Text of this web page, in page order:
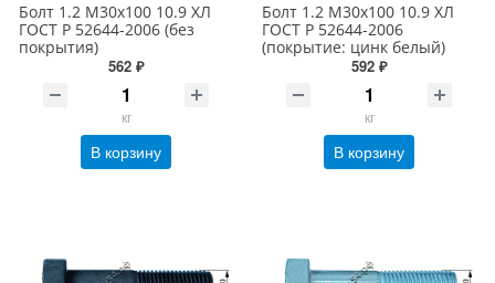
Болт 1.2 М30х100 10.9 ХЛ
ГОСТ Р 52644-2006 (без
покрытия)
562 ₽
кг
В корзину
Болт 1.2 М30х100 10.9 ХЛ
ГОСТ Р 52644-2006
(покрытие: цинк белый)
592 ₽
кг
В корзину